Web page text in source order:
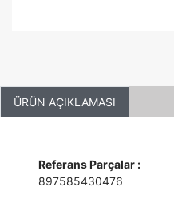
ÜRÜN AÇIKLAMASI
Referans Parçalar :
897585430476